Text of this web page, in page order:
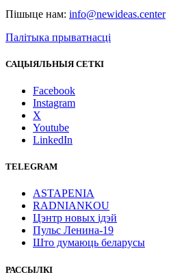
Пішыце нам: info@newideas.center
Палітыка прыватнасці
САЦЫЯЛЬНЫЯ СЕТКІ
Facebook
Instagram
X
Youtube
LinkedIn
TELEGRAM
ASTAPENIA
RADNIANKOU
Цэнтр новых ідэй
Пульс Ленина-19
Што думаюць беларусы
РАССЫЛКІ